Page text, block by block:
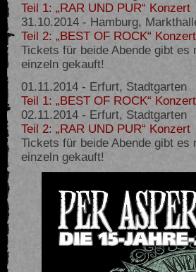
Teil 1: „RAR UND PUR“ Konzert
31.10.2014 - Hamburg,
Teil 2: „BEST OF ROCK“ Konzert
Tickets für beide Abende gibt
einzeln gekauft!
01.11.2014 - Erfurt, Stadtgarten
Teil 1: „BEST OF ROCK“ Konzert
02.11.2014 - Erfurt, Stadtgarten
Teil 2: „RAR UND PUR“ Konzert
Tickets für beide Abende gibt
einzeln gekauft!